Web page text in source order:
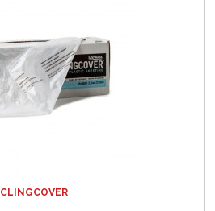
CLINGCOVER